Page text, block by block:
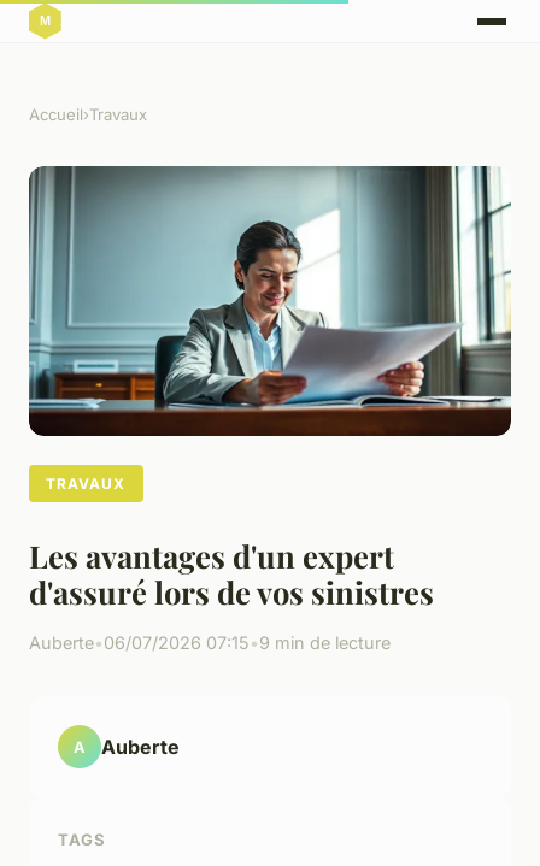
Accueil›Travaux
TRAVAUX
Les avantages d'un expert
d'assuré lors de vos sinistres
Auberte•06/07/2026 07:15•9 min de lecture
A Auberte
TAGS